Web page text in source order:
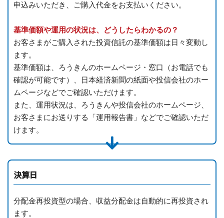
申込みいただき、ご購入代金をお支払いください。
基準価額や運用の状況は、どうしたらわかるの？
お客さまがご購入された投資信託の基準価額は日々変動し
ます。
基準価額は、ろうきんのホームページ・窓口（お電話でも
確認が可能です）、日本経済新聞の紙面や投信会社のホー
ムページなどでご確認いただけます。
また、運用状況は、ろうきんや投信会社のホームページ、
お客さまにお送りする「運用報告書」などでご確認いただ
けます。
決算日
分配金再投資型の場合、収益分配金は自動的に再投資され
ます。